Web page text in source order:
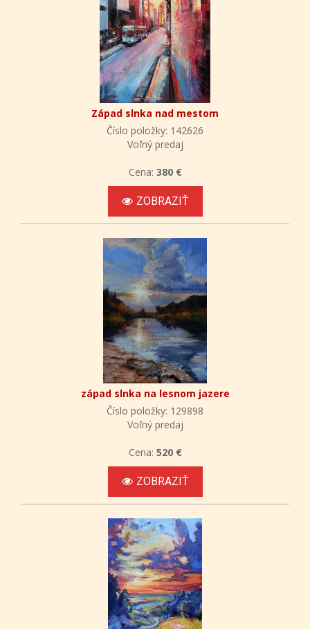
Západ slnka nad mestom
Číslo položky: 142626
Voľný predaj
Cena: 380 €
ZOBRAZIŤ
západ slnka na lesnom jazere
Číslo položky: 129898
Voľný predaj
Cena: 520 €
ZOBRAZIŤ